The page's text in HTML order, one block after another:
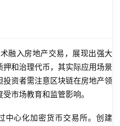
融入房地产交易，展现出强大
和治理代币，其实际应用场景
资者需注意区块链在房地产领
市场教育和监管影响。
中心化加密货币交易所。创建